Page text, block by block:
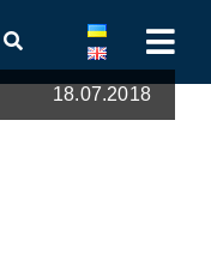
18.07.2018